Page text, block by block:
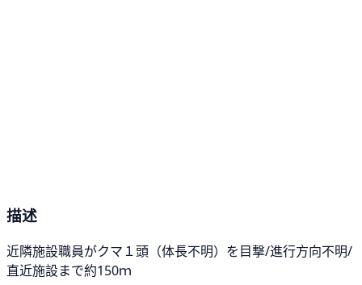
描述
近隣施設職員がクマ１頭（体長不明）を目撃/進行方向不明/
直近施設まで約150ｍ